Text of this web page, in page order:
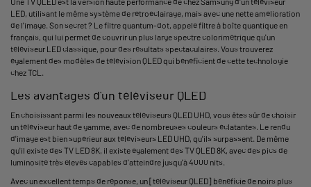
LED, utilisant le même système de rétroéclairage, mais avec une nette amélioration
de l'image. Son secret ? Le filtre quantum-dot, appelé filtre à boîte quantique en
français, qui lui permet de couvrir un plus large spectre colorimétrique qu'un
téléviseur LED classique, pour des résultats spectaculaires. Vous trouverez
également des modèles de télévision QLED qui bénéficient de cette technologie
chez TCL.
Les avantages d'un téléviseur QLED
En choisissant parmi les nouveaux téléviseurs QLED UHD, vous êtes sûr de choisir
un téléviseur haut de gamme, avec de nombreuses couleurs éclatantes. Le rendu
d'image est bien supérieur aux téléviseurs LED UHD, qu'ils surpassent. De même
qu'il existe des TV LED 8K, il existe également des TV QLED 8K, avec des pics de
luminosité très élevés capables d'atteindre jusqu'à 4000 nits.
Avec un excellent temps de réponse, un [téléviseur QLED] bénéficie de noirs plus